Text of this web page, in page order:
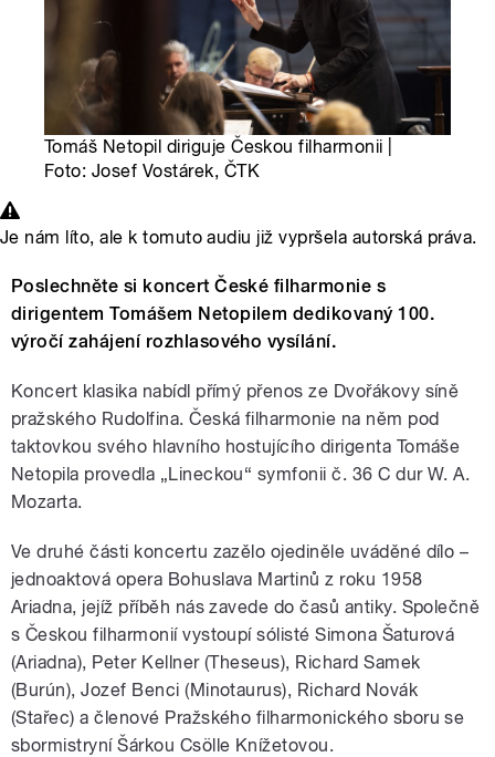
Tomáš Netopil diriguje Českou filharmonii |
Foto: Josef Vostárek, ČTK
Je nám líto, ale k tomuto audiu již vypršela autorská práva.
Poslechněte si koncert České filharmonie s
dirigentem Tomášem Netopilem dedikovaný 100.
výročí zahájení rozhlasového vysílání.
Koncert klasika nabídl přímý přenos ze Dvořákovy síně
pražského Rudolfina. Česká filharmonie na něm pod
taktovkou svého hlavního hostujícího dirigenta Tomáše
Netopila provedla „Lineckou“ symfonii č. 36 C dur W. A.
Mozarta.
Ve druhé části koncertu zazělo ojediněle uváděné dílo –
jednoaktová opera Bohuslava Martinů z roku 1958
Ariadna, jejíž příběh nás zavede do časů antiky. Společně
s Českou filharmonií vystoupí sólisté Simona Šaturová
(Ariadna), Peter Kellner (Theseus), Richard Samek
(Burún), Jozef Benci (Minotaurus), Richard Novák
(Stařec) a členové Pražského filharmonického sboru se
sbormistryní Šárkou Csölle Knížetovou.